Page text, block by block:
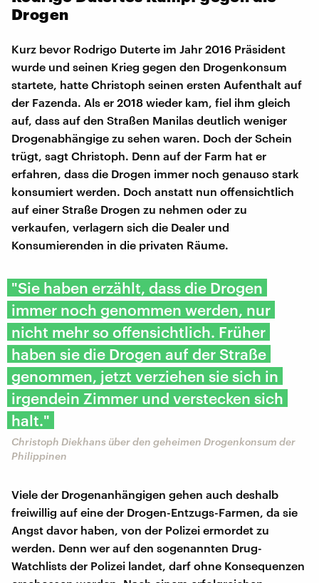
Drogen
Kurz bevor Rodrigo Duterte im Jahr 2016 Präsident
wurde und seinen Krieg gegen den Drogenkonsum
startete, hatte Christoph seinen ersten Aufenthalt auf
der Fazenda. Als er 2018 wieder kam, fiel ihm gleich
auf, dass auf den Straßen Manilas deutlich weniger
Drogenabhängige zu sehen waren. Doch der Schein
trügt, sagt Christoph. Denn auf der Farm hat er
erfahren, dass die Drogen immer noch genauso stark
konsumiert werden. Doch anstatt nun offensichtlich
auf einer Straße Drogen zu nehmen oder zu
verkaufen, verlagern sich die Dealer und
Konsumierenden in die privaten Räume.
"Sie haben erzählt, dass die Drogen
immer noch genommen werden, nur
nicht mehr so offensichtlich. Früher
haben sie die Drogen auf der Straße
genommen, jetzt verziehen sie sich in
irgendein Zimmer und verstecken sich
halt."
Christoph Diekhans über den geheimen Drogenkonsum der
Philippinen
Viele der Drogenanhängigen gehen auch deshalb
freiwillig auf eine der Drogen-Entzugs-Farmen, da sie
Angst davor haben, von der Polizei ermordet zu
werden. Denn wer auf den sogenannten Drug-
Watchlists der Polizei landet, darf ohne Konsequenzen